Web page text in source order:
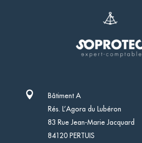

Bâtiment A
Rés. L’Agora du Lubéron
83 Rue Jean-Marie Jacquard
84120 PERTUIS